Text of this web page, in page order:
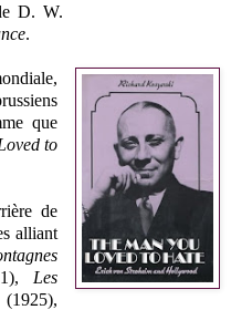
D. W.
.
que
to
de
alliant
Les
(1925),